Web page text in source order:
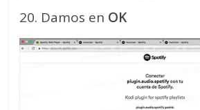
20. Damos en OK